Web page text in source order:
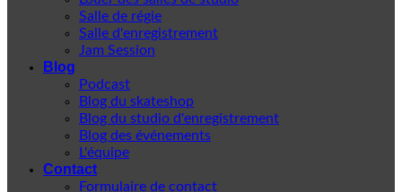
Salle de régie
Salle d'enregistrement
Jam Session
Blog
Podcast
Blog du skateshop
Blog du studio d'enregistrement
Blog des événements
L'équipe
Contact
Formulaire de contact